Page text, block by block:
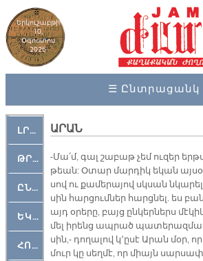
Երկուշաբթի
10,
Օգոստոս
2026
☰ Ընտրացանկ
ԼՐԱՀՈՍ
ԹՐՔԱՀԱՅ ԿԵԱՆՔ
ԸՆԿԵՐԱՄՇԱԿՈՒԹԱՅԻՆ
ԵԿԵՂԵՑԱԿԱՆ
ՀՈԳԵՄՏԱՒՈՐ
Ա­ՐԱՆ
-Մա՛մ, գալ շա­բաթ չեմ ու­զեր
թեան: Օ­տար մար­դիկ ե­կան
սով ու քա­մե­րա­յով սկսան
սին հար­ցում­ներ հարց­նել. ես բան
այդ օ­րե­րը, բայց ըն­կեր­ներս
մել ի­րենց ապ­րած
սին,- դո­ղա­լով կ՚ը­սէ Ա­րան մօր,
մուր կը սեղ­մէ, որ միայն